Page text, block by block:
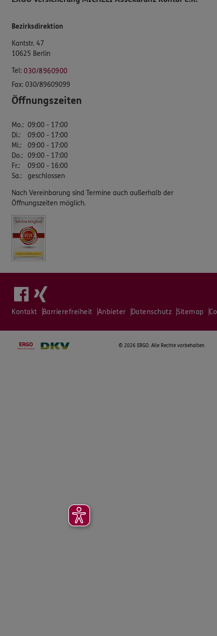
Bezirksdirektion
Kantstr. 47
10625 Berlin
Tel: 030/8960900
Fax: 030/89609099
Öffnungszeiten
Mo.: 09:00 - 17:00
Di.:
09:00 - 17:00
Mi.:
09:00 - 17:00
Do.: 09:00 - 17:00
Fr.:
09:00 - 16:00
Sa.: geschlossen
Nach Vereinbarung sind Termine auch außerhalb der
Öffnungszeiten möglich.
Kontakt Barrierefreiheit Anbieter Datenschutz Sitemap
© 2026 ERGO. Alle Rechte vorbehalten.